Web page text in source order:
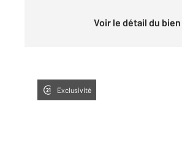
Voir le détail du bien
Exclusivité